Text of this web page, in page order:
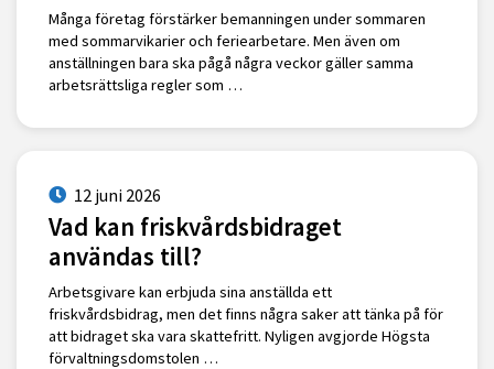
Många företag förstärker bemanningen under sommaren
med sommarvikarier och feriearbetare. Men även om
anställningen bara ska pågå några veckor gäller samma
arbetsrättsliga regler som …
12 juni 2026
Vad kan friskvårdsbidraget
användas till?
Arbetsgivare kan erbjuda sina anställda ett
friskvårdsbidrag, men det finns några saker att tänka på för
att bidraget ska vara skattefritt. Nyligen avgjorde Högsta
förvaltningsdomstolen …